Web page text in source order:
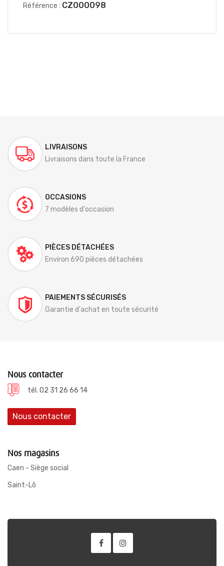
Référence : CZ000098
LIVRAISONS
Livraisons dans toute la France
OCCASIONS
7 modèles d'occasion
PIÈCES DÉTACHÉES
Environ 690 pièces détachées
PAIEMENTS SÉCURISÉS
Garantie d'achat en toute sécurité
Nous contacter
tél. 02 31 26 66 14
Nous contacter
Nos magasins
Caen - Siège social
Saint-Lô